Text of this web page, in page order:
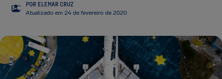
EC
POR ELEMAR CRUZ
Atualizado em 24 de fevereiro de 2020